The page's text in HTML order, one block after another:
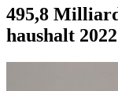
495,8
haushalt